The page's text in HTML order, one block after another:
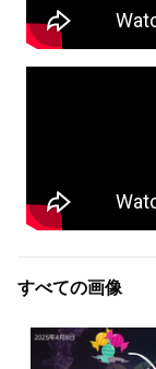
すべての画像